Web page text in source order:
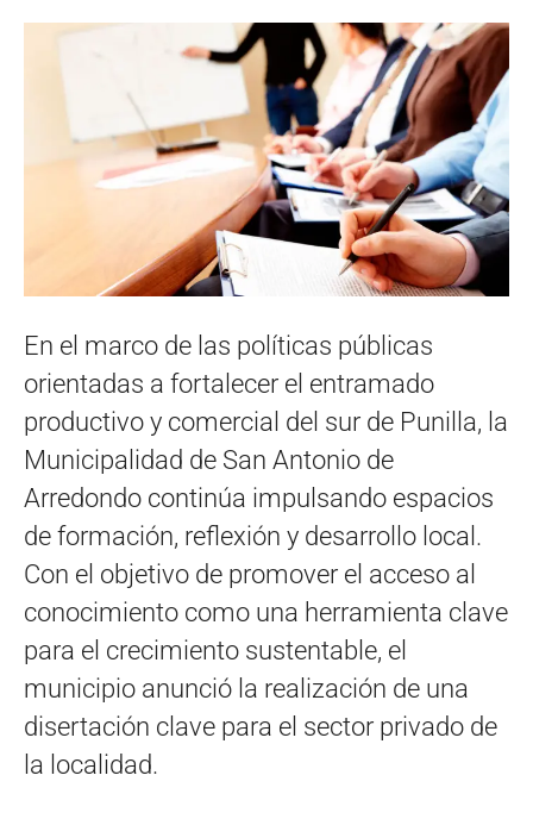
En el marco de las políticas públicas
orientadas a fortalecer el entramado
productivo y comercial del sur de Punilla, la
Municipalidad de San Antonio de
Arredondo continúa impulsando espacios
de formación, reflexión y desarrollo local.
Con el objetivo de promover el acceso al
conocimiento como una herramienta clave
para el crecimiento sustentable, el
municipio anunció la realización de una
disertación clave para el sector privado de
la localidad.